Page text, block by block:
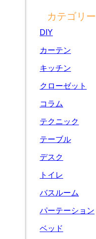
カテゴリー
DIY
カーテン
キッチン
クローゼット
コラム
テクニック
テーブル
デスク
トイレ
バスルーム
パーテーション
ベッド